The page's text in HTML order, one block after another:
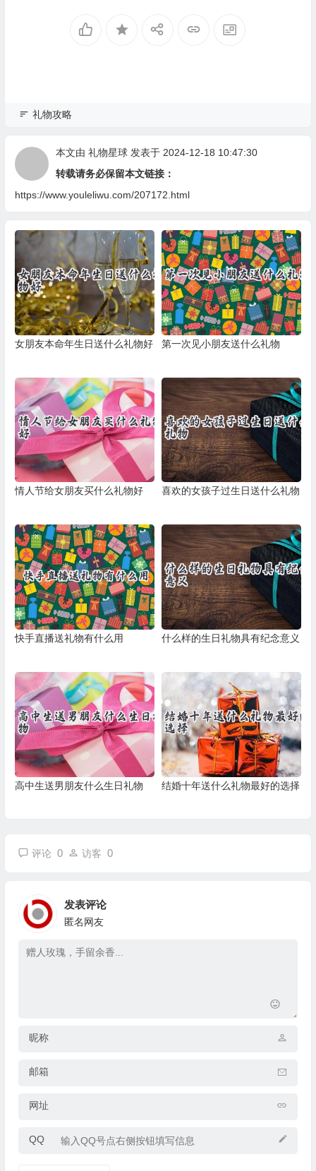
礼物攻略
本文由 礼物星球发表于 2024-12-18 10:47:30
转载请务必保留本文链接：
https://www.youleliwu.com/207172.html
女朋友本命年生日送什么礼物好 第一次见小朋友送什么礼物
情人节给女朋友买什么礼物好 喜欢的女孩子过生日送什么礼物
快手直播送礼物有什么用 什么样的生日礼物具有纪念意义
高中生送男朋友什么生日礼物 结婚十年送什么礼物最好的选择
评论 0 访客 0
发表评论
匿名网友
昵称
邮箱
网址
QQ